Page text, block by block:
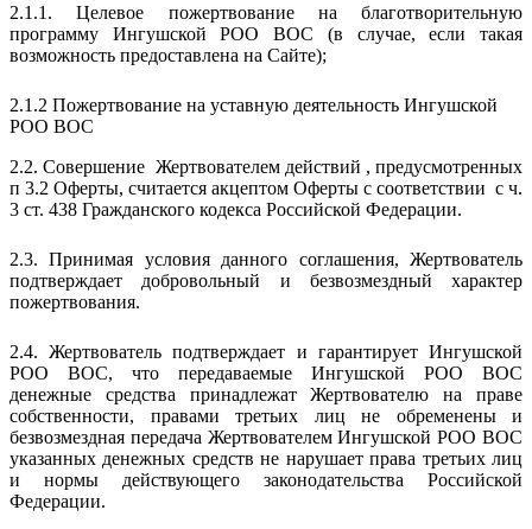
2.1.1. Целевое пожертвование на благотворительную
программу Ингушской РОО ВОС (в случае, если такая
возможность предоставлена на Сайте);
2.1.2 Пожертвование на уставную деятельность Ингушской
РОО ВОС
2.2. Совершение Жертвователем действий , предусмотренных
п 3.2 Оферты, считается акцептом Оферты с соответствии с ч.
3 ст. 438 Гражданского кодекса Российской Федерации.
2.3. Принимая условия данного соглашения, Жертвователь
подтверждает добровольный и безвозмездный характер
пожертвования.
2.4. Жертвователь подтверждает и гарантирует Ингушской
РОО ВОС, что передаваемые Ингушской РОО ВОС
денежные средства принадлежат Жертвователю на праве
собственности, правами третьих лиц не обременены и
безвозмездная передача Жертвователем Ингушской РОО ВОС
указанных денежных средств не нарушает права третьих лиц
и нормы действующего законодательства Российской
Федерации.